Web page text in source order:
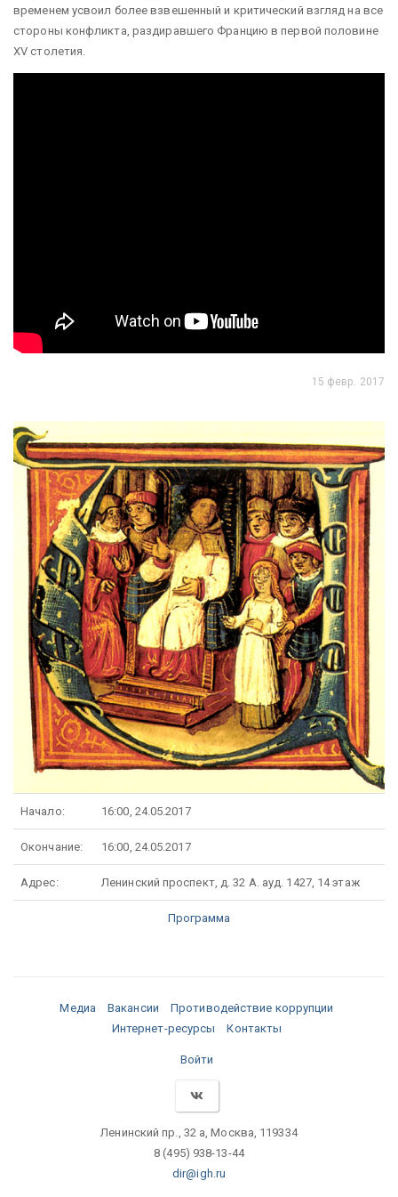
временем усвоил более взвешенный и критический взгляд на все
стороны конфликта, раздиравшего Францию в первой половине
XV столетия.
15 февр. 2017
Начало: 16:00, 24.05.2017
Окончание: 16:00, 24.05.2017
Адрес: Ленинский проспект, д. 32 А. ауд. 1427, 14 этаж
Программа
Медиа Вакансии
Противодействие коррупции
Интернет-ресурсы
Контакты
Войти
Ленинский пр., 32 а, Москва, 119334
8 (495) 938-13-44
dir@igh.ru